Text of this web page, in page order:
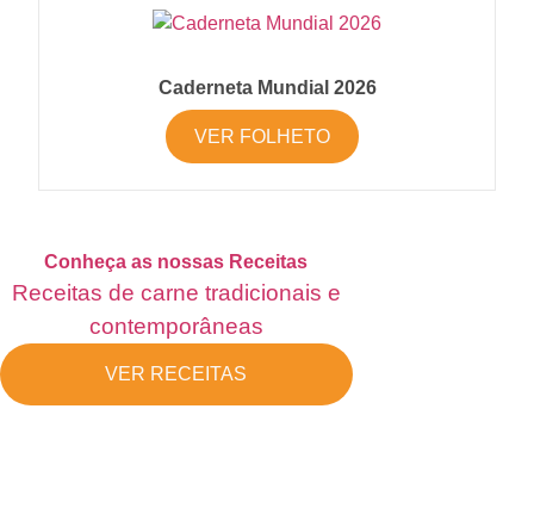
Caderneta Mundial 2026
VER FOLHETO
Conheça as nossas Receitas
Receitas de carne tradicionais e
contemporâneas
VER RECEITAS